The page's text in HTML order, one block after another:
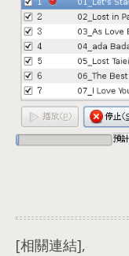
[相關連結],